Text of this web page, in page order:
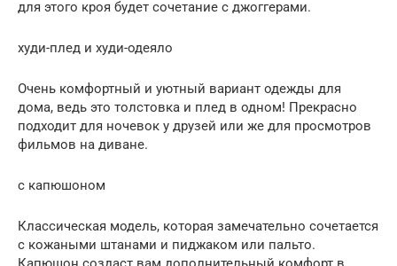
для этого кроя будет сочетание с джоггерами.
худи-плед и худи-одеяло
Очень комфортный и уютный вариант одежды для
дома, ведь это толстовка и плед в одном! Прекрасно
подходит для ночевок у друзей или же для просмотров
фильмов на диване.
с капюшоном
Классическая модель, которая замечательно сочетается
с кожаными штанами и пиджаком или пальто.